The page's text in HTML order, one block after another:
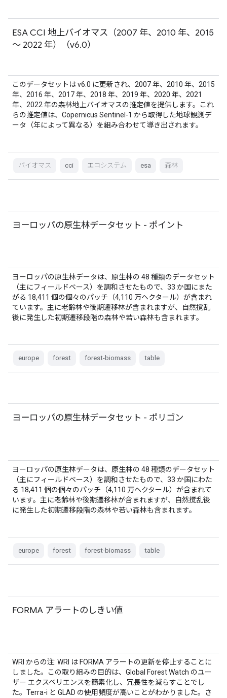
ESA CCI 地上バイオマス（2007 年、2010 年、2015
～ 2022 年）（v6.0）
このデータセットは v6.0 に更新され、2007 年、2010 年、2015
年、2016 年、2017 年、2018 年、2019 年、2020 年、2021
年、2022 年の森林地上バイオマスの推定値を提供します。これ
らの推定値は、Copernicus Sentinel-1 から取得した地球観測デ
ータ（年によって異なる）を組み合わせて導き出されます。
バイオマス cci エコシステム esa 森林
ヨーロッパの原生林データセット - ポイント
ヨーロッパの原生林データは、原生林の 48 種類のデータセット
（主にフィールドベース）を調和させたもので、33 か国にまた
がる 18,411 個の個々のパッチ（4,110 万ヘクタール）が含まれ
ています。主に老齢林や後期遷移林が含まれますが、自然撹乱
後に発生した初期遷移段階の森林や若い森林も含まれます。
europe forest forest-biomass table
ヨーロッパの原生林データセット - ポリゴン
ヨーロッパの原生林データは、原生林の 48 種類のデータセット
（主にフィールドベース）を調和させたもので、33 か国にわた
る 18,411 個の個々のパッチ（4,110 万ヘクタール）が含まれて
います。主に老齢林や後期遷移林が含まれますが、自然撹乱後
に発生した初期遷移段階の森林や若い森林も含まれます。
europe forest forest-biomass table
FORMA アラートのしきい値
WRI からの注: WRI は FORMA アラートの更新を停止することに
しました。この取り組みの目的は、Global Forest Watch のユー
ザー エクスペリエンスを簡素化し、冗長性を減らすことでし
た。Terra-i と GLAD の使用頻度が高いことがわかりました。さ